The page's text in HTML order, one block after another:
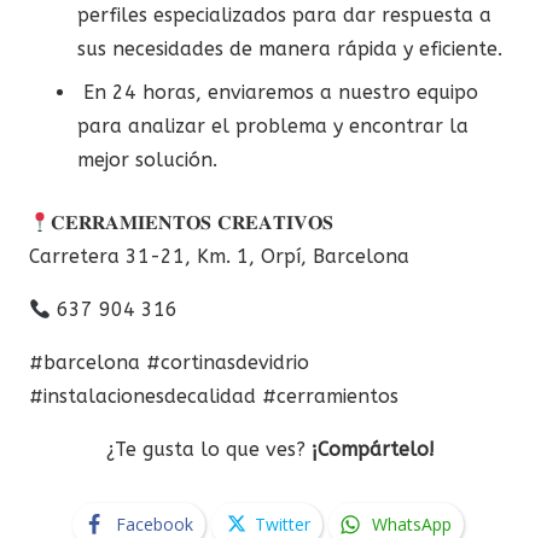
perfiles especializados para dar respuesta a
sus necesidades de manera rápida y eficiente.
En 24 horas, enviaremos a nuestro equipo
para analizar el problema y encontrar la
mejor solución.
𝐂𝐄𝐑𝐑𝐀𝐌𝐈𝐄𝐍𝐓𝐎𝐒 𝐂𝐑𝐄𝐀𝐓𝐈𝐕𝐎𝐒
Carretera 31-21, Km. 1, Orpí, Barcelona
637 904 316
#barcelona #cortinasdevidrio
#instalacionesdecalidad #cerramientos
¿Te gusta lo que ves? ¡Compártelo!
Facebook Twitter WhatsApp